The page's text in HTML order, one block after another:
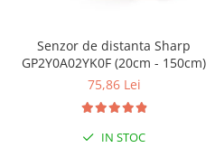
Senzor de distanta Sharp
GP2Y0A02YK0F (20cm - 150cm)
75,86 Lei
IN STOC